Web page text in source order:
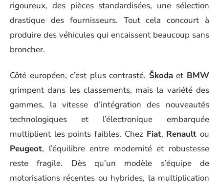
rigoureux, des pièces standardisées, une sélection
drastique des fournisseurs. Tout cela concourt à
produire des véhicules qui encaissent beaucoup sans
broncher.
Côté européen, c’est plus contrasté. Škodaet BMW
grimpent dans les classements, mais la variété des
gammes, la vitesse d’intégration des nouveautés
technologiques et l’électronique embarquée
multiplient les points faibles. Chez Fiat, Renault ou
Peugeot, l’équilibre entre modernité et robustesse
reste fragile. Dès qu’un modèle s’équipe de
motorisations récentes ou hybrides, la multiplication